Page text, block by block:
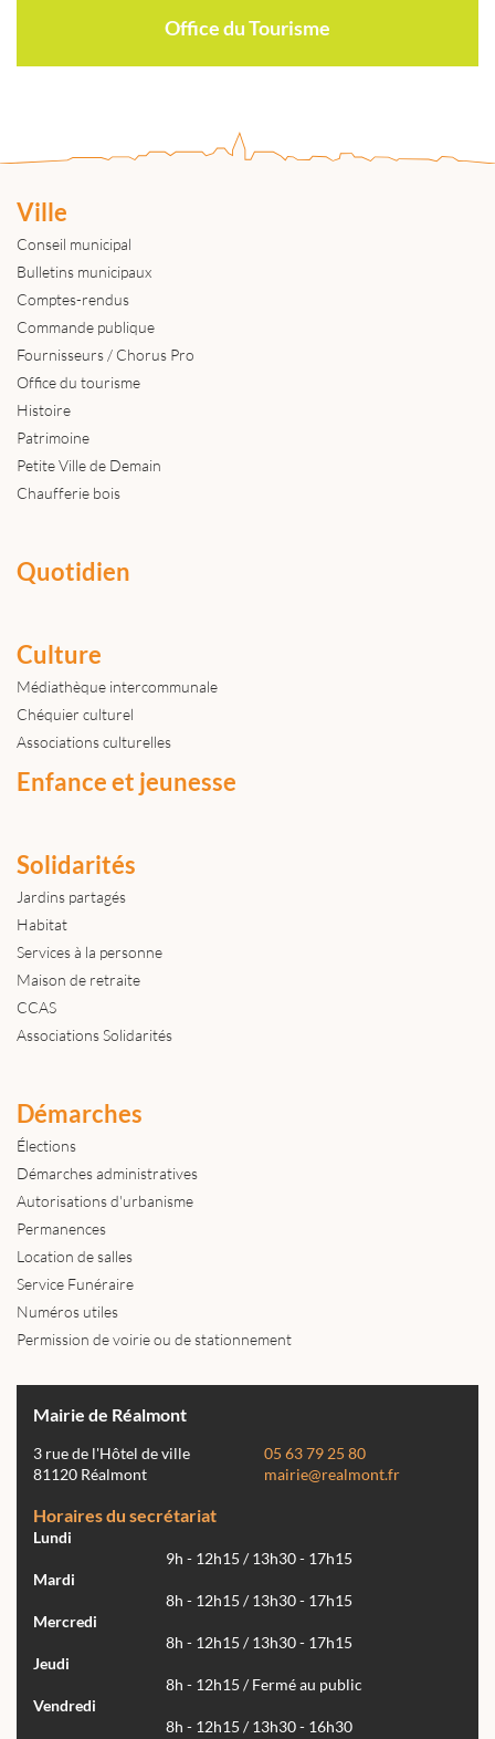
Office du Tourisme
Ville
Conseil municipal
Bulletins municipaux
Comptes-rendus
Commande publique
Fournisseurs / Chorus Pro
Office du tourisme
Histoire
Patrimoine
Petite Ville de Demain
Chaufferie bois
Quotidien
Culture
Médiathèque intercommunale
Chéquier culturel
Associations culturelles
Enfance et jeunesse
Solidarités
Jardins partagés
Habitat
Services à la personne
Maison de retraite
CCAS
Associations Solidarités
Démarches
Élections
Démarches administratives
Autorisations d'urbanisme
Permanences
Location de salles
Service Funéraire
Numéros utiles
Permission de voirie ou de stationnement
Mairie de Réalmont
3 rue de l'Hôtel de ville
81120 Réalmont
05 63 79 25 80
mairie@realmont.fr
Horaires du secrétariat
Lundi
9h - 12h15 / 13h30 - 17h15
Mardi
8h - 12h15 / 13h30 - 17h15
Mercredi
8h - 12h15 / 13h30 - 17h15
Jeudi
8h - 12h15 / Fermé au public
Vendredi
8h - 12h15 / 13h30 - 16h30